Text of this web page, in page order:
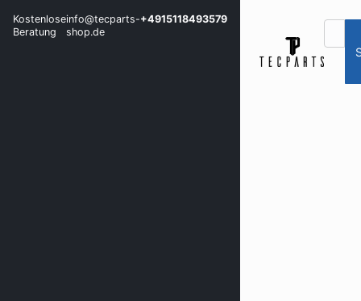
Kostenlose
Beratung
info@tecparts-
shop.de
+4915118493579